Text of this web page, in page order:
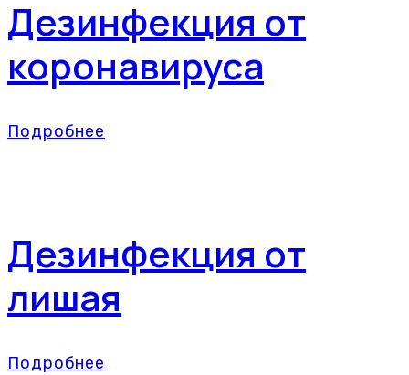
Дезинфекция от
коронавируса
Подробнее
Дезинфекция от
лишая
Подробнее